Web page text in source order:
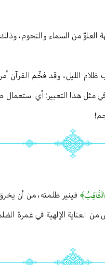
العلوّ من السماء والنجوم ،
الليل ، وقد فخّم القرآن
مثل هذا التعبير ؛ أي
فينير ظلمته ، من أن
العناية الإلهية في غمرة